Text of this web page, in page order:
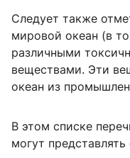
Следует также
мировой океан (в
различными
веществами. Эти
океан из
В этом списке
могут